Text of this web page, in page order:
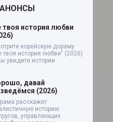
АНОНСЫ
твоя история любви
корейскую дораму
твоя история любви" (2026)
увидите истории
давай
(2026)
расскажет
историю
управляющих